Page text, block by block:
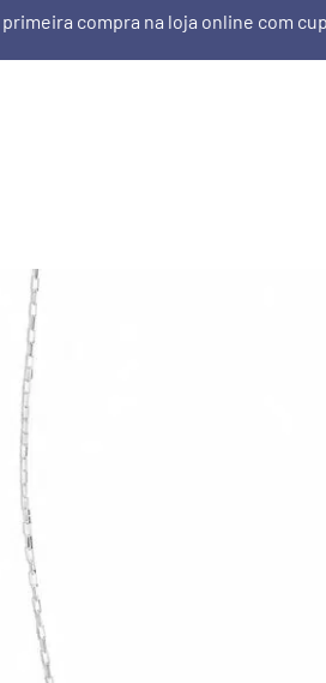
compra na loja online com